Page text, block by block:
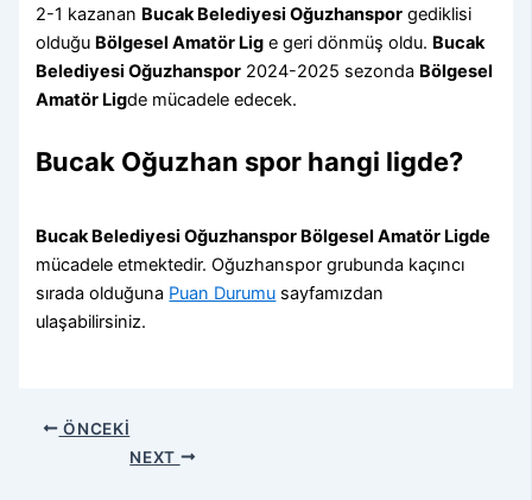
2-1 kazanan Bucak Belediyesi Oğuzhanspor gediklisi
olduğu Bölgesel Amatör Lig e geri dönmüş oldu. Bucak
Belediyesi Oğuzhanspor 2024-2025 sezonda Bölgesel
Amatör Ligde mücadele edecek.
Bucak Oğuzhan spor hangi ligde?
Bucak Belediyesi Oğuzhanspor Bölgesel Amatör Ligde
mücadele etmektedir. Oğuzhanspor grubunda kaçıncı
sırada olduğuna Puan Durumu sayfamızdan
ulaşabilirsiniz.
ÖNCEKI
NEXT